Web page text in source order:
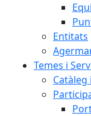
Entitats
Temes i
Catàleg